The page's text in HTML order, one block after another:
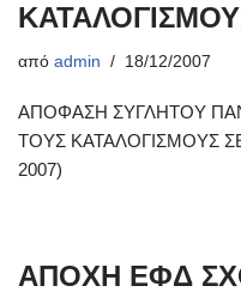
από admin 18/12/2007
ΑΠΟΦΑΣΗ ΣΥΓΛΗΤΟΥ
ΤΟΥΣ ΚΑΤΑΛΟΓΙΣΜΟΥΣ
2007)
ΑΠΟΧΗ ΕΦΔ